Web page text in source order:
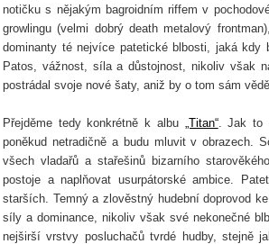
notičku s nějakým bagroidním riffem v
growlingu (velmi dobrý death metalový
dominanty té nejvíce patetické blbosti, jaká kdy
Patos, vážnost, síla a důstojnost, nikoliv však
postrádal svoje nové šaty, aniž by o tom sám
Přejděme tedy konkrétně k albu „Titan“. Jak to
poněkud netradičně a budu mluvit v obrazech.
všech vladařů a stařešinů bizarního
postoje a naplňovat usurpátorské ambice.
starších. Temný a zlověstný hudební doprovod
síly a dominance, nikoliv však své nekonečné
nejširší vrstvy posluchačů tvrdé hudby, stejně